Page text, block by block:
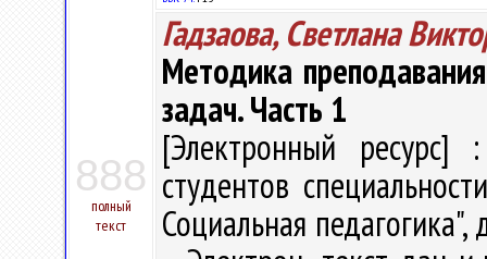
888
полный
текст
Гадзаова, Светлана
Методика
задач. Часть 1
[Электронный ресурс]
студентов
Социальная